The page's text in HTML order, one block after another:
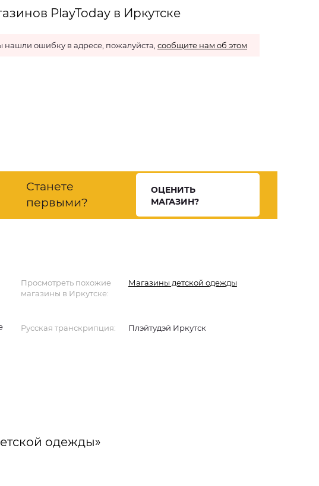
PlayToday в Иркутске
ошибку в адресе, пожалуйста, сообщите нам об этом
Станете
первыми?
ОЦЕНИТЬ
МАГАЗИН?
Просмотреть похожие
магазины в Иркутске:
Магазины детской одежды
Русская транскрипция: Плэйтудэй Иркутск
одежды»